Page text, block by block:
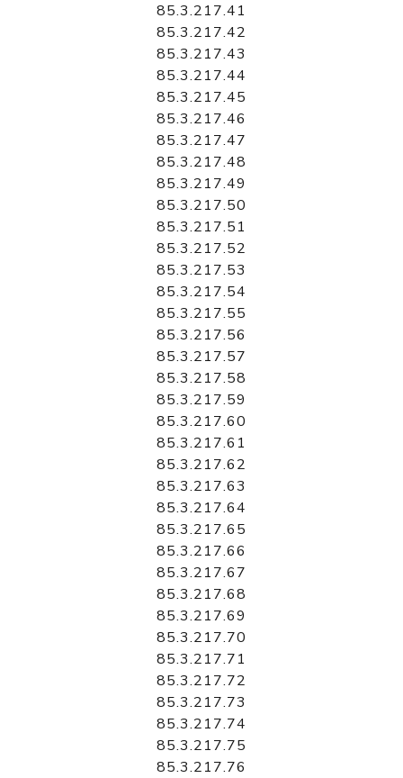
85.3.217.41
85.3.217.42
85.3.217.43
85.3.217.44
85.3.217.45
85.3.217.46
85.3.217.47
85.3.217.48
85.3.217.49
85.3.217.50
85.3.217.51
85.3.217.52
85.3.217.53
85.3.217.54
85.3.217.55
85.3.217.56
85.3.217.57
85.3.217.58
85.3.217.59
85.3.217.60
85.3.217.61
85.3.217.62
85.3.217.63
85.3.217.64
85.3.217.65
85.3.217.66
85.3.217.67
85.3.217.68
85.3.217.69
85.3.217.70
85.3.217.71
85.3.217.72
85.3.217.73
85.3.217.74
85.3.217.75
85.3.217.76